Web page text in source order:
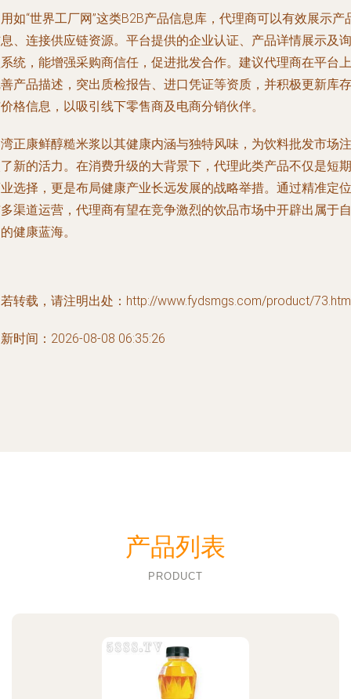
如“世界工厂网”这类B2B产品信息库，代理商可以有效展示产
、连接供应链资源。平台提供的企业认证、产品详情展示及询
统，能增强采购商信任，促进批发合作。建议代理商在平台上
产品描述，突出质检报告、进口凭证等资质，并积极更新库存
格信息，以吸引线下零售商及电商分销伙伴。
正康鲜醇糙米浆以其健康内涵与独特风味，为饮料批发市场注
新的活力。在消费升级的大背景下，代理此类产品不仅是短期
选择，更是布局健康产业长远发展的战略举措。通过精准定位
渠道运营，代理商有望在竞争激烈的饮品市场中开辟出属于自
健康蓝海。
转载，请注明出处：http://www.fydsmgs.com/product/
时间：2026-08-08 06:35:26
产品列表
PRODUCT